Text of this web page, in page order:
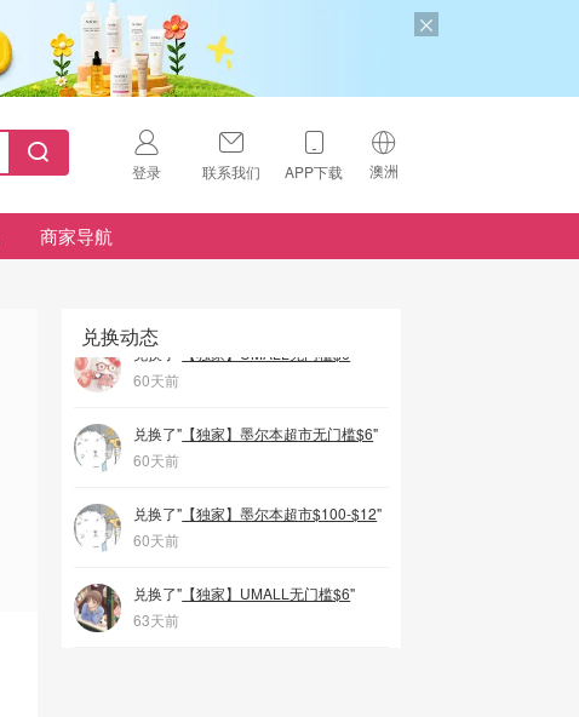
登录 联系我们 APP下载
扫码下载 App
Download the
Android App
澳洲
🇺🇸
🇩🇪德国
🇦🇺澳洲
商家导航
兑换动态
兑换了"【独家】UMALL无门槛$6
58天前
59天前
60天前
兑换了" 【独家】UMALL无门槛$6
60天前
兑换了" 【独家】墨尔本超市无门槛$6"
60天前
兑换了" 【独家】墨尔本超市$100-$12"
60天前
兑换了" 【独家】UMALL无门槛$6"
63天前